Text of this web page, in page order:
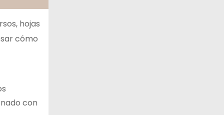
hojas
cómo
con